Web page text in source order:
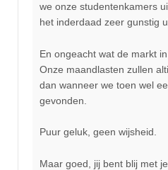
we onze studentenkamers
het inderdaad zeer gunstig
En ongeacht wat de markt
Onze maandlasten zullen
dan wanneer we toen wel
gevonden.
Puur geluk, geen wijsheid.
Maar goed, jij bent blij met